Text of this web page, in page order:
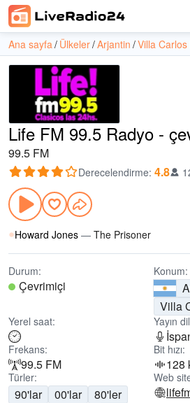
Ana sayfa Ülkeler Arjantin Villa Carlos
Life FM 99.5 Radyo -
99.5 FM
Derecelendirme: 4.8
Howard Jones — The Prisoner
Durum:
Çevrimiçi
Konum:
Villa
Yerel saat: Yayın
Frekans:
99.5 FM
Bit hızı:
128
Türler:
90'lar 00'lar
80'ler
Web